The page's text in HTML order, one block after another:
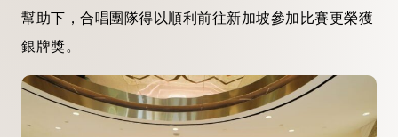
幫助下，合唱團隊得以順利前往新加坡參加比賽更榮獲
銀牌獎。